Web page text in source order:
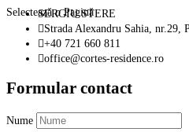
Selectează o Pagină
SERGIU STERE
Strada Alexandru Sahia, nr.29,
+40 721 660 811
office@cortes-residence.ro
Formular contact
Nume